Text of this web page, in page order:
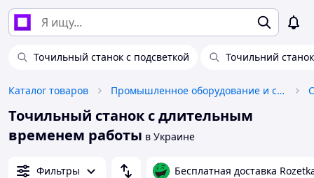
Точильный станок с подсветкой Точильний
Каталог товаров Промышленное оборудование и станки
Точильный станок с длительным
временем работы в Украине
Фильтры Бесплатная доставка